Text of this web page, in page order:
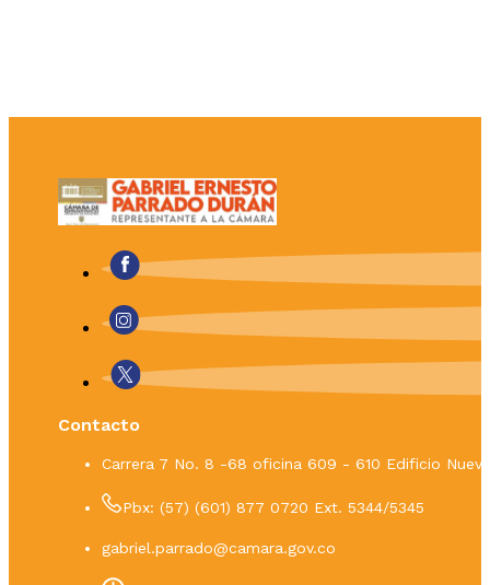
Contacto
Carrera 7 No. 8 -68 oficina 609 - 610 Edificio
Pbx: (57) (601) 877 0720 Ext. 5344/5345
gabriel.parrado@camara.gov.co